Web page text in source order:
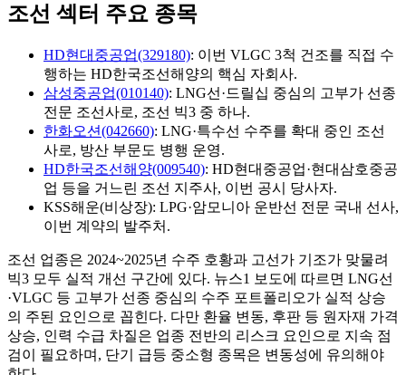
조선 섹터 주요 종목
HD현대중공업(329180): 이번 VLGC 3척 건조를 직접 수
행하는 HD한국조선해양의 핵심 자회사.
삼성중공업(010140): LNG선·드릴십 중심의 고부가 선종
전문 조선사로, 조선 빅3 중 하나.
한화오션(042660): LNG·특수선 수주를 확대 중인 조선
사로, 방산 부문도 병행 운영.
HD한국조선해양(009540): HD현대중공업·현대삼호중공
업 등을 거느린 조선 지주사, 이번 공시 당사자.
KSS해운(비상장): LPG·암모니아 운반선 전문 국내 선사,
이번 계약의 발주처.
조선 업종은 2024~2025년 수주 호황과 고선가 기조가 맞물려
빅3 모두 실적 개선 구간에 있다. 뉴스1 보도에 따르면 LNG선
·VLGC 등 고부가 선종 중심의 수주 포트폴리오가 실적 상승
의 주된 요인으로 꼽힌다. 다만 환율 변동, 후판 등 원자재 가격
상승, 인력 수급 차질은 업종 전반의 리스크 요인으로 지속 점
검이 필요하며, 단기 급등 중소형 종목은 변동성에 유의해야